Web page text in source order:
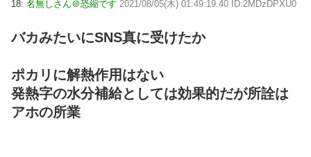
18: 名無しさん＠恐縮です 2021/08/05(木) 01:49:19.40 ID:2MDzDPXU0
バカみたいにSNS真に受けたか
ポカリに解熱作用はない
発熱字の水分補給としては効果的だが所詮は
アホの所業